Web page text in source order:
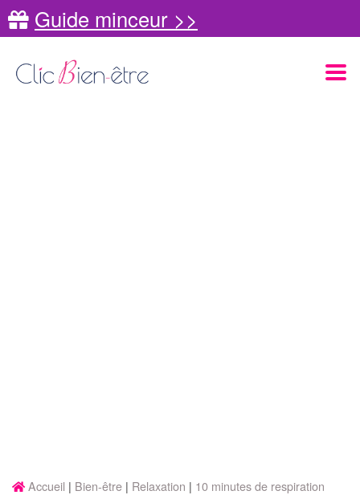
Guide minceur >>
Accueil Bien-être Relaxation
10 minutes de respiration